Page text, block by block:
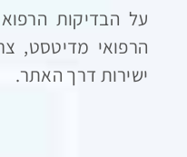
על הבדיקות
הרפואי מדיטסט,
ישירות דרך האתר.